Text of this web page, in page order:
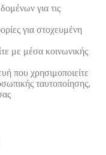
για τις
για στοχευμένη
με μέσα κοινωνικής
που χρησιμοποιείτε
ταυτοποίησης,